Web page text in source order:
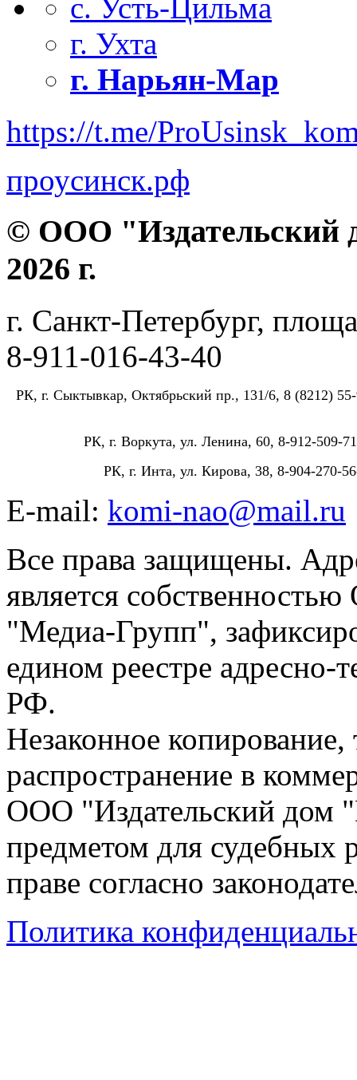
с. Усть-Цильма
г. Ухта
г. Нарьян-Мар
https://t.me/
проусинск.рф
© ООО "Издательский
2026 г.
г. Санкт-Петербург,
8-911-016-43-40
РК, г. Сыктывкар, Октябрьский пр., 131/6, 8 (8212)
РК, г. Воркута, ул. Ленина, 60, 8-912-509-
РК, г. Инта, ул. Кирова, 38, 8-904-270-
E-mail: komi-nao@mail.ru
Все права защищены.
является
"Медиа-Групп",
едином реестре адресно-
РФ.
Незаконное
распространение в
ООО "Издательский дом
предметом для судебных
праве согласно
Политика